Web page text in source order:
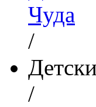
Чуда
/
/